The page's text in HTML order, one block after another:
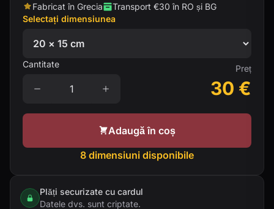
Fabricat în Grecia
Transport €30 în RO și BG
Selectați dimensiunea
Cantitate Preț
30 €
Adaugă în coș
8 dimensiuni disponibile
Plăți securizate cu cardul
Datele dvs. sunt criptate.